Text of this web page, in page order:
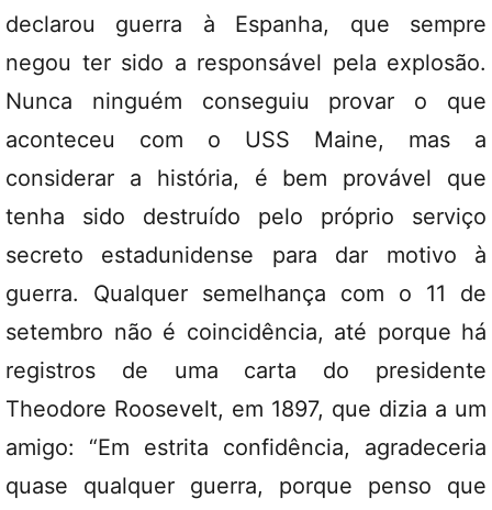
declarou guerra à Espanha, que sempre
negou ter sido a responsável pela explosão.
Nunca ninguém conseguiu provar o que
aconteceu com o USS Maine, mas a
considerar a história, é bem provável que
tenha sido destruído pelo próprio serviço
secreto estadunidense para dar motivo à
guerra. Qualquer semelhança com o 11 de
setembro não é coincidência, até porque há
registros de uma carta do presidente
Theodore Roosevelt, em 1897, que dizia a um
amigo: “Em estrita confidência, agradeceria
quase qualquer guerra, porque penso que